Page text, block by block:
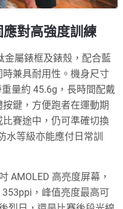
對高強度訓練
金屬錶框及錶殼，配合藍
兼具耐用性。機身尺寸
量約 45.6g，長時間配戴
鍵，方便跑者在運動期
賽途中，仍可準確切換
水等級亦能應付日常訓
AMOLED 高亮度屏幕，
，峰值亮度最高可